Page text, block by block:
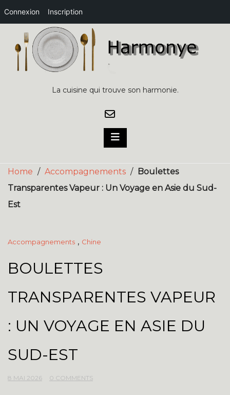
Connexion Inscription
content
La cuisine qui trouve son harmonie.
Home / Accompagnements /
Boulettes
Transparentes Vapeur : Un Voyage en Asie du Sud-
Est
Accompagnements , Chine
BOULETTES
TRANSPARENTES VAPEUR
: UN VOYAGE EN ASIE DU
SUD-EST
8 MAI 2026 0 COMMENTS